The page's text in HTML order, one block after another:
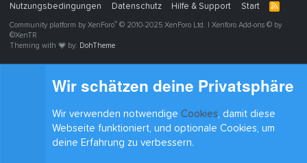
Nutzungsbedingungen
Datenschutz Hilfe & Support Start
R
S
Community platform by XenForo® © 2010-2025 XenForo Ltd. Xenforo Add-ons © by
©XenTR
Theming with
by: DohTheme
Wir schätzen deine Privatsphäre
Wir verwenden notwendige Cookies, damit diese
Webseite funktioniert, und optionale Cookies, um
deine Erfahrung zu verbessern.